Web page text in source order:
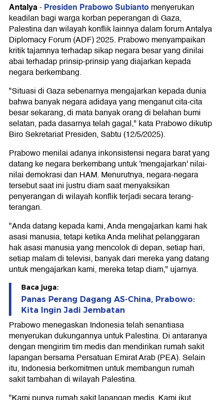
Antalya-Presiden Prabowo Subiantomenyerukan
keadilan bagi warga korban peperangan di Gaza,
Palestina dan wilayah konflik lainnya dalam forum Antalya
Diplomacy Forum (ADF) 2025. Prabowo menyampaikan
kritik tajamnya terhadap sikap negara besar yang dinilai
abai terhadap prinsip-prinsip yang diajarkan kepada
negara berkembang.
"Situasi di Gaza sebenarnya mengajarkan kepada dunia
bahwa banyak negara adidaya yang menganut cita-cita
besar sekarang, di mata banyak orang di belahan bumi
selatan, pada dasarnya telah gagal," kata Prabowo dikutip
Biro Sekretariat Presiden, Sabtu (12/5/2025).
Prabowo menilai adanya inkonsistensi negara barat yang
datang ke negara berkembang untuk 'mengajarkan' nilai-
nilai demokrasi dan HAM. Menurutnya, negara-negara
tersebut saat ini justru diam saat menyaksikan
penyerangan di wilayah konflik terjadi secara terang-
terangan.
"Anda datang kepada kami, Anda mengajarkan kami hak
asasi manusia, tetapi ketika Anda melihat pelanggaran
hak asasi manusia yang mencolok di depan, setiap hari,
setiap malam di televisi, banyak dari mereka yang datang
untuk mengajarkan kami, mereka tetap diam," ujarnya.
Baca juga:
Panas Perang Dagang AS-China, Prabowo:
Kita Ingin Jadi Jembatan
Prabowo menegaskan Indonesia telah senantiasa
menyerukan dukungannya untuk Palestina. Di antaranya
dengan mengirim tim medis dan mendirikan rumah sakit
lapangan bersama Persatuan Emirat Arab (PEA). Selain
itu, Indonesia berkomitmen untuk membangun rumah
sakit tambahan di wilayah Palestina.